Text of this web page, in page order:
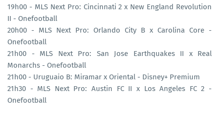
19h00 - MLS Next Pro: Cincinnati 2 x New England Revolution
II - Onefootball
20h00 - MLS Next Pro: Orlando City B x Carolina Core -
Onefootball
21h00 - MLS Next Pro: San Jose Earthquakes II x Real
Monarchs - Onefootball
21h00 - Uruguaio B: Miramar x Oriental - Disney+ Premium
21h30 - MLS Next Pro: Austin FC II x Los Angeles FC 2 -
Onefootball